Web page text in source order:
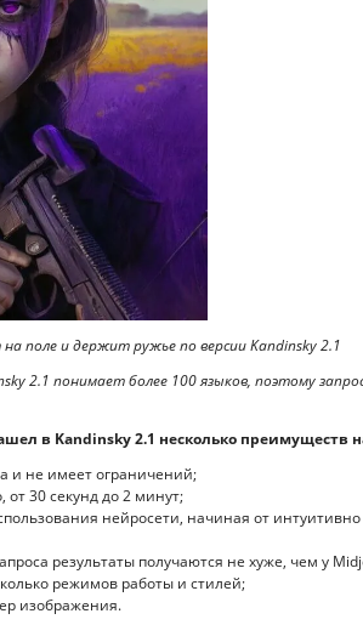
поле и держит ружье по версии Kandinsky 2.1
2.1 понимает более 100 языков, поэтому
в Kandinsky 2.1 несколько преимуществ
и не имеет ограничений;
30 секунд до 2 минут;
нейросети, начиная от
результаты получаются не хуже, чем у
режимов работы и стилей;
изображения.